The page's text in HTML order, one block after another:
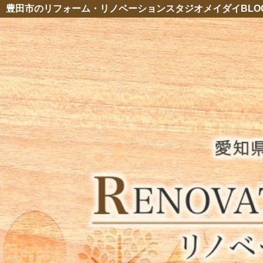
豊田市のリフォーム・リノベーションスタジオメイダイ